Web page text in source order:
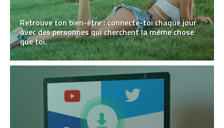
Retrouve ton bien-être : connecte-toi chaque jour
avec des personnes qui cherchent la même chose
que toi.